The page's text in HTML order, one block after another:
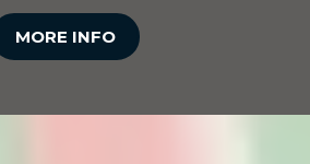
MORE INFO